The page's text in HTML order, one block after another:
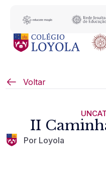
Voltar
II
Por Loyola